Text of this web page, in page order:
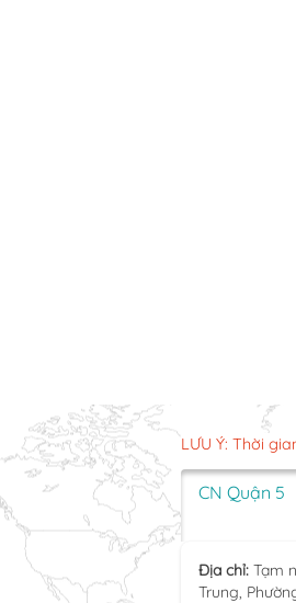
LƯU Ý: Thời
CN Quận 5
Địa chỉ: Tạm
Trung,